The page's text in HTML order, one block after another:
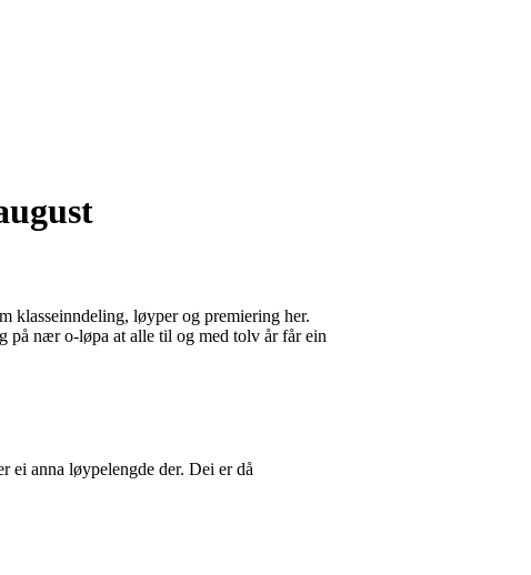
klasseinndeling, løyper og premiering her.
på nær o-løpa at alle til og med tolv år får ein
ei anna løypelengde der. Dei er då